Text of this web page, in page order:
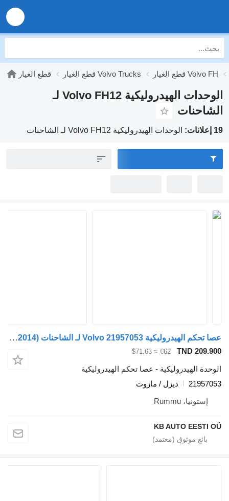
قطع الغيار قطع الغيار Volvo Trucks قطع الغيار Volvo FH
الوحدات الهيدروليكية Volvo FH12 لـ
الشاحنات
19 إعلانات: الوحدات الهيدروليكية Volvo FH12 لـ الشاحنات
عصا تحكم الهيدروليكية Volvo 21957053 لـ الشاحنات Volvo FH12, FH16, NH12, FH, VNL780 (1993-2014)
TND 209.900
€62
≈ $71.63
الوحدة الهيدروليكية - عصا تحكم الهيدروليكية
21957053
ديزل / مازوت
إستونيا، Rummu
KB AUTO EESTI OÜ